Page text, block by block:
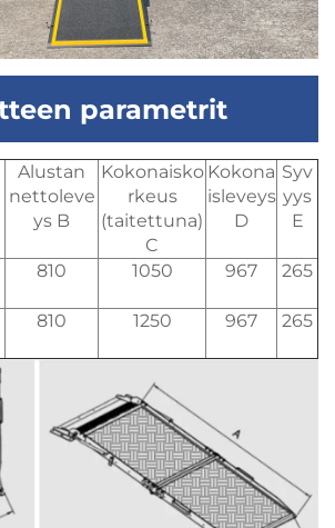
parametrit
Alustan
nettoleve
ys B
Kokonaisko
rkeus
(taitettuna)
C
Kokona
isleveys
D
Syv
yys
E
810 1050 967 265
810 1250 967 265